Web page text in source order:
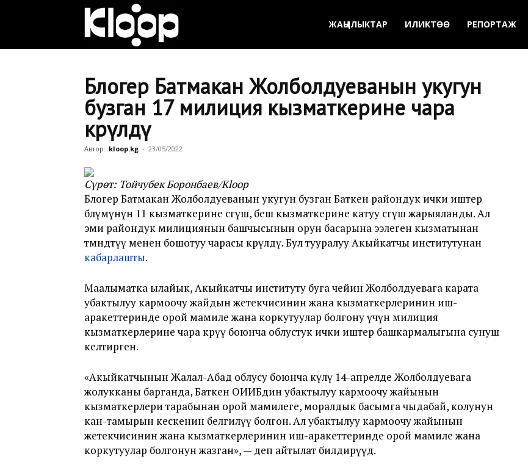
жаңылыктары
ЖАҢЫЛЫКТАР ИЛИКТӨӨ РЕПОРТАЖ
Блогер Батмакан Жолболдуеванын укугун
бузган 17 милиция кызматкерине чара
көрүлдү
Автор: kloop.kg - 23/05/2022
Сүрөт: Тойчубек Боронбаев/Kloop
Блогер Батмакан Жолболдуеванын укугун бузган Баткен райондук ички иштер
бөлүмүнүн 11 кызматкерине сөгүш, беш кызматкерине катуу сөгүш жарыяланды. Ал
эми райондук милициянын башчысынын орун басарына ээлеген кызматынан
төмөндөтүү менен бошотуу чарасы көрүлдү. Бул тууралуу Акыйкатчы институтунан
кабарлашты.
Маалыматка ылайык, Акыйкатчы институту буга чейин Жолболдуевага карата
убактылуу кармоочу жайдын жетекчисинин жана кызматкерлеринин иш-
аракеттеринде орой мамиле жана коркутуулар болгону үчүн милиция
кызматкерлерине чара көрүү боюнча облустук ички иштер башкармалыгына сунуш
келтирген.
«Акыйкатчынын Жалал-Абад облусу боюнча өкүлү 14-апрелде Жолболдуевага
жолукканы барганда, Баткен ОИИБдин убактылуу кармоочу жайынын
кызматкерлери тарабынан орой мамилеге, моралдык басымга чыдабай, колунун
кан-тамырын кескенин белгилүү болгон. Ал убактылуу кармоочу жайынын
жетекчисинин жана кызматкерлеринин иш-аракеттеринде орой мамиле жана
коркутуулар болгонун жазган», — деп айтылат билдирүүдө.